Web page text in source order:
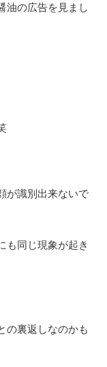
油の広告を見まし
が識別出来ないで
も同じ現象が起き
の裏返しなのかも